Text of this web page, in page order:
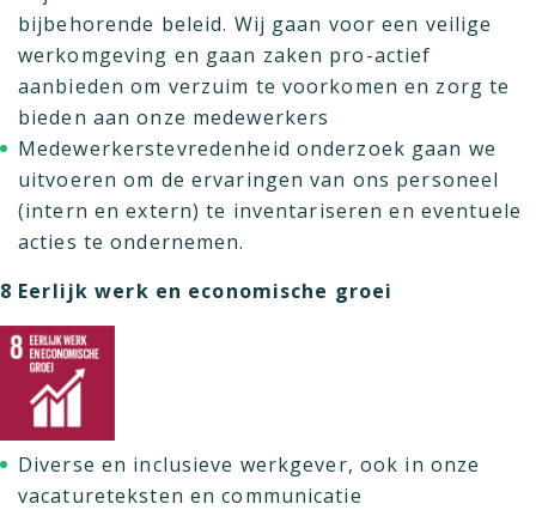
bijbehorende beleid. Wij gaan voor een veilige
werkomgeving en gaan zaken pro-actief
aanbieden om verzuim te voorkomen en zorg te
bieden aan onze medewerkers
Medewerkerstevredenheid onderzoek gaan we
uitvoeren om de ervaringen van ons personeel
(intern en extern) te inventariseren en eventuele
acties te ondernemen.
8 Eerlijk werk en economische groei
Diverse en inclusieve werkgever, ook in onze
vacatureteksten en communicatie